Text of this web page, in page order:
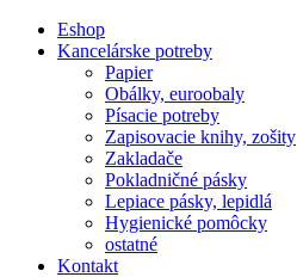
Eshop
Kancelárske potreby
Papier
Obálky, euroobaly
Písacie potreby
Zapisovacie knihy, zošity
Zakladače
Pokladničné pásky
Lepiace pásky, lepidlá
Hygienické pomôcky
ostatné
Kontakt